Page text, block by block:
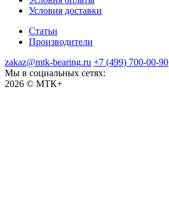
Условия доставки
Статьи
Производители
zakaz@mtk-bearing.ru +7 (499) 700-00-90
Мы в социальных сетях:
2026 © МТК+